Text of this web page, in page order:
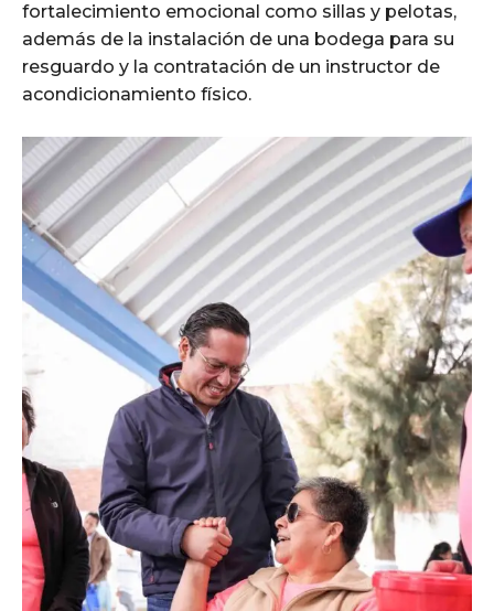
fortalecimiento emocional como sillas y pelotas,
además de la instalación de una bodega para su
resguardo y la contratación de un instructor de
acondicionamiento físico.